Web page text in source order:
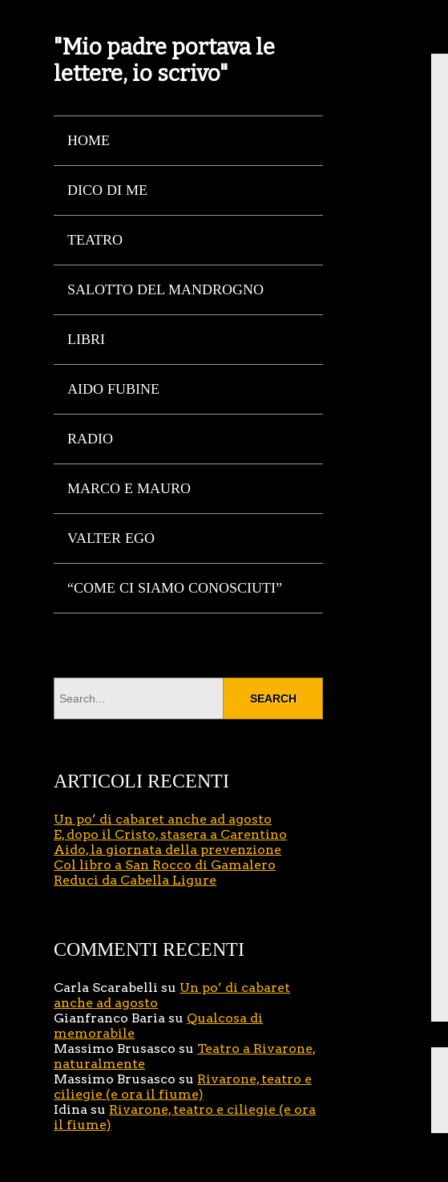
"Mio padre portava le
lettere, io scrivo"
HOME
DICO DI ME
TEATRO
SALOTTO DEL MANDROGNO
LIBRI
AIDO FUBINE
RADIO
MARCO E MAURO
VALTER EGO
“COME CI SIAMO CONOSCIUTI”
ARTICOLI RECENTI
Un po’ di cabaret anche ad agosto
E, dopo il Cristo, stasera a Carentino
Aido, la giornata della prevenzione
Col libro a San Rocco di Gamalero
Reduci da Cabella Ligure
COMMENTI RECENTI
Carla Scarabelli su Un po’ di cabaret
anche ad agosto
Gianfranco Baria su Qualcosa di
memorabile
Massimo Brusasco su Teatro a Rivarone,
naturalmente
Massimo Brusasco su Rivarone, teatro e
ciliegie (e ora il fiume)
Idina su Rivarone, teatro e ciliegie (e ora
il fiume)